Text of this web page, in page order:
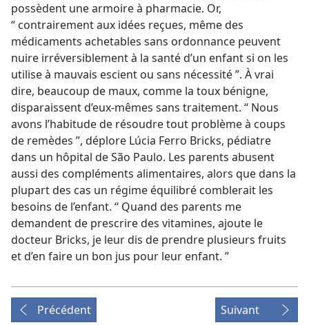
possèdent une armoire à pharmacie. Or,
“ contrairement aux idées reçues, même des
médicaments achetables sans ordonnance peuvent
nuire irréversiblement à la santé d’un enfant si on les
utilise à mauvais escient ou sans nécessité ”. À vrai
dire, beaucoup de maux, comme la toux bénigne,
disparaissent d’eux-​mêmes sans traitement. “ Nous
avons l’habitude de résoudre tout problème à coups
de remèdes ”, déplore Lúcia Ferro Bricks, pédiatre
dans un hôpital de São Paulo. Les parents abusent
aussi des compléments alimentaires, alors que dans la
plupart des cas un régime équilibré comblerait les
besoins de l’enfant. “ Quand des parents me
demandent de prescrire des vitamines, ajoute le
docteur Bricks, je leur dis de prendre plusieurs fruits
et d’en faire un bon jus pour leur enfant. ”
Précédent Suivant